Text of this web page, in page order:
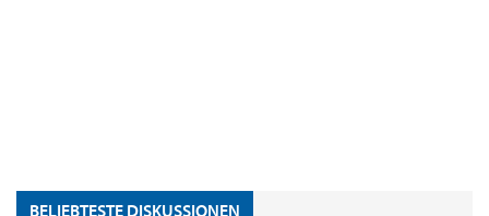
BELIEBTESTE DISKUSSIONEN